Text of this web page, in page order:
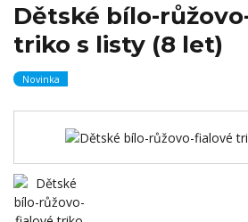
Dětské bílo-
triko s listy (8 let)
Novinka